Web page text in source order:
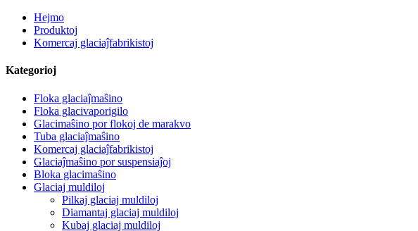
Hejmo
Produktoj
Komercaj glaciaĵfabrikistoj
Kategorioj
Floka glaciaĵmaŝino
Floka glacivaporigilo
Glacimaŝino por flokoj de marakvo
Tuba glaciaĵmaŝino
Komercaj glaciaĵfabrikistoj
Glaciaĵmaŝino por suspensiaĵoj
Bloka glacimaŝino
Glaciaj muldiloj
Pilkaj glaciaj muldiloj
Diamantaj glaciaj muldiloj
Kubaj glaciaj muldiloj